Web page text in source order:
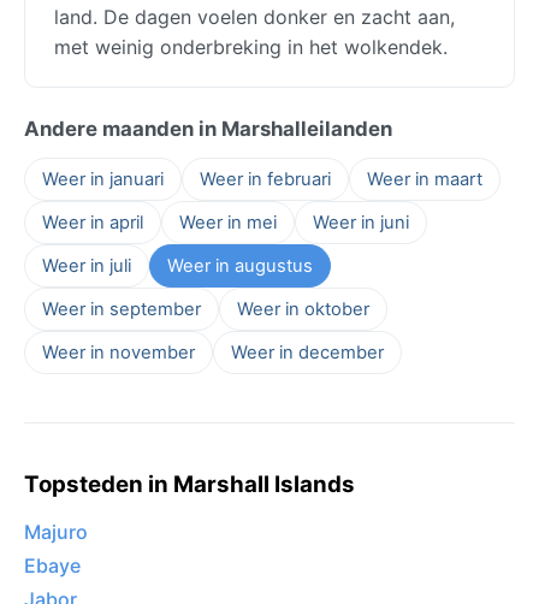
land. De dagen voelen donker en zacht aan,
met weinig onderbreking in het wolkendek.
Andere maanden in Marshalleilanden
Weer in januari Weer in februari
Weer in maart
Weer in april
Weer in mei
Weer in juni
Weer in juli
Weer in augustus
Weer in september
Weer in oktober
Weer in november
Weer in december
Topsteden in Marshall Islands
Majuro
Ebaye